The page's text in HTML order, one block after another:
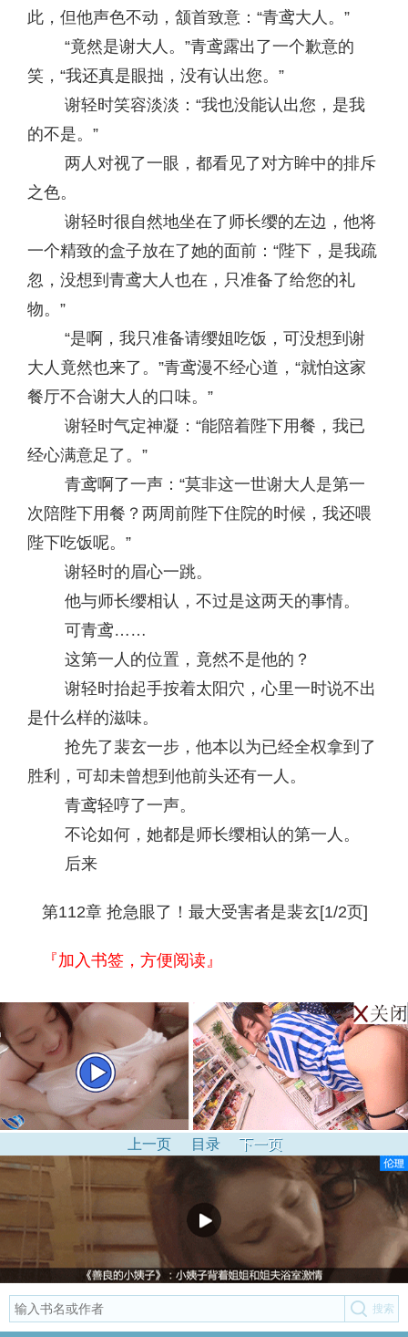
此，但他声色不动，颔首致意：“青鸢大人。”
“竟然是谢大人。”青鸢露出了一个歉意的
笑，“我还真是眼拙，没有认出您。”
谢轻时笑容淡淡：“我也没能认出您，是我
的不是。”
两人对视了一眼，都看见了对方眸中的排斥
之色。
谢轻时很自然地坐在了师长缨的左边，他将
一个精致的盒子放在了她的面前：“陛下，是我疏
忽，没想到青鸢大人也在，只准备了给您的礼
物。”
“是啊，我只准备请缨姐吃饭，可没想到谢
大人竟然也来了。”青鸢漫不经心道，“就怕这家
餐厅不合谢大人的口味。”
谢轻时气定神凝：“能陪着陛下用餐，我已
经心满意足了。”
青鸢啊了一声：“莫非这一世谢大人是第一
次陪陛下用餐？两周前陛下住院的时候，我还喂
陛下吃饭呢。”
谢轻时的眉心一跳。
他与师长缨相认，不过是这两天的事情。
可青鸢……
这第一人的位置，竟然不是他的？
谢轻时抬起手按着太阳穴，心里一时说不出
是什么样的滋味。
抢先了裴玄一步，他本以为已经全权拿到了
胜利，可却未曾想到他前头还有一人。
青鸢轻哼了一声。
不论如何，她都是师长缨相认的第一人。
后来
第112章 抢急眼了！最大受害者是裴玄[1/2页]
『加入书签，方便阅读』
上一页 目录 下一页